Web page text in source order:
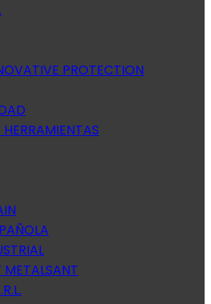
PROTECTION
METALSANT